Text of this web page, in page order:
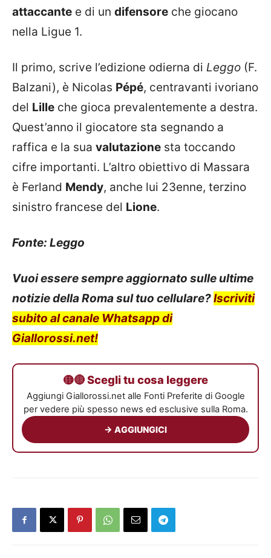
attaccante e di un difensore che giocano
nella Ligue 1.
Il primo, scrive l’edizione odierna di Leggo (F.
Balzani), è Nicolas Pépé, centravanti ivoriano
del Lille che gioca prevalentemente a destra.
Quest’anno il giocatore sta segnando a
raffica e la sua valutazione sta toccando
cifre importanti. L’altro obiettivo di Massara
è Ferland Mendy, anche lui 23enne, terzino
sinistro francese del Lione.
Fonte: Leggo
Vuoi essere sempre aggiornato sulle ultime
notizie della Roma sul tuo cellulare?Iscriviti
subito al canale Whatsapp di
Giallorossi.net!
🟡🔴 Scegli tu cosa leggere
Aggiungi Giallorossi.net alle Fonti Preferite di Google
per vedere più spesso news ed esclusive sulla Roma.
→ AGGIUNGICI